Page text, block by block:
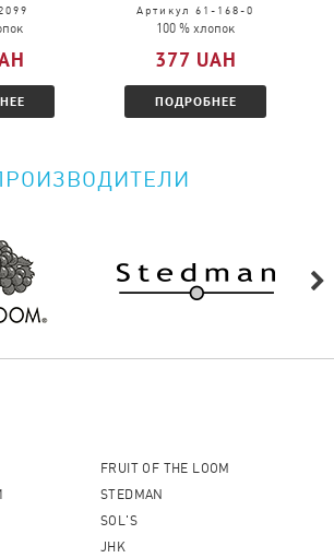
перейдите поссылкеи
с условиями.
Артикул 61-168-0
100 % хлопок
377 UAH
ПОДРОБНЕЕ
FRUIT OF THE LOOM
STEDMAN
SOL'S
JHK